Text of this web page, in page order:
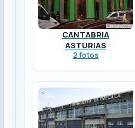
CANTABRIA
ASTURIAS
2 fotos